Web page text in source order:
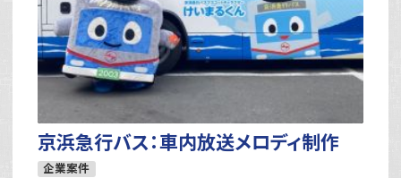
京浜急行バス：車内放送メロディ制作
企業案件